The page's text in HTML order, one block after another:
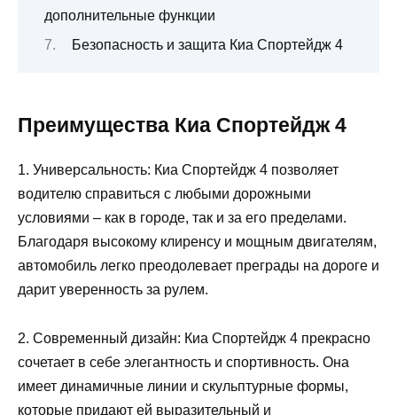
дополнительные функции
Безопасность и защита Киа Спортейдж 4
Преимущества Киа Спортейдж 4
1. Универсальность: Киа Спортейдж 4 позволяет
водителю справиться с любыми дорожными
условиями – как в городе, так и за его пределами.
Благодаря высокому клиренсу и мощным двигателям,
автомобиль легко преодолевает преграды на дороге и
дарит уверенность за рулем.
2. Современный дизайн: Киа Спортейдж 4 прекрасно
сочетает в себе элегантность и спортивность. Она
имеет динамичные линии и скульптурные формы,
которые придают ей выразительный и